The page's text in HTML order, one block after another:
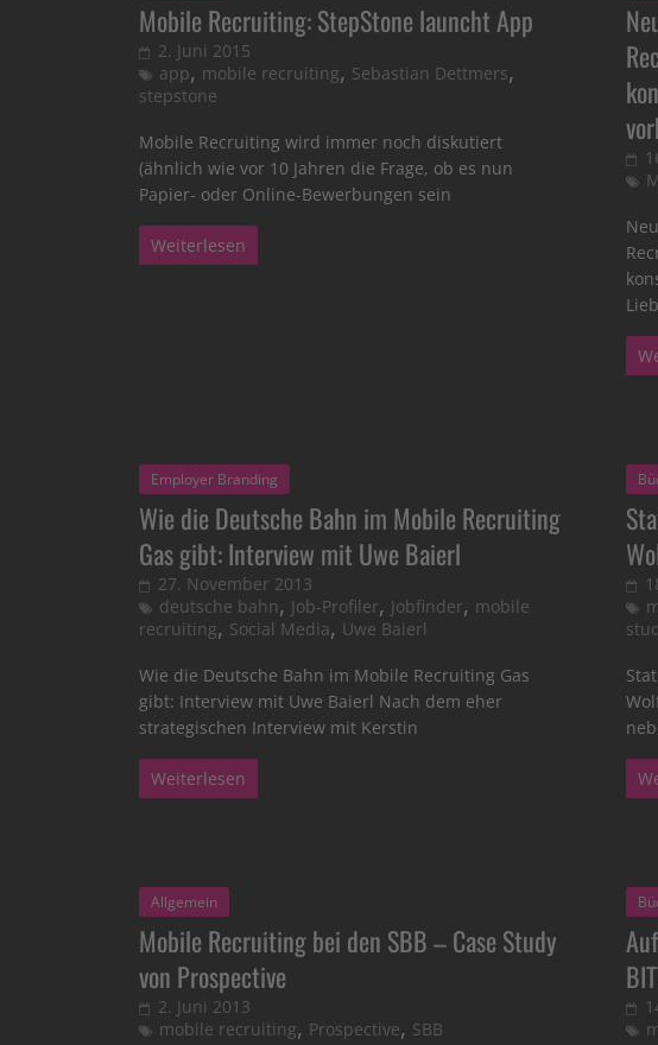
Mobile Recruiting: StepStone launcht App
2. Juni 2015
app, mobile recruiting, Sebastian Dettmers,
stepstone
Mobile Recruiting wird immer noch diskutiert
(ähnlich wie vor 10 Jahren die Frage, ob es nun
Papier- oder Online-Bewerbungen sein
Weiterlesen
Employer Branding
Wie die Deutsche Bahn im Mobile Recruiting
Gas gibt: Interview mit Uwe Baierl
27. November 2013
deutsche bahn, Job-Profiler, Jobfinder, mobile
recruiting, Social Media, Uwe Baierl
Wie die Deutsche Bahn im Mobile Recruiting Gas
gibt: Interview mit Uwe Baierl Nach dem eher
strategischen Interview mit Kerstin
Weiterlesen
Allgemein
Mobile Recruiting bei den SBB – Case Study
von Prospective
2. Juni 2013
mobile recruiting, Prospective, SBB